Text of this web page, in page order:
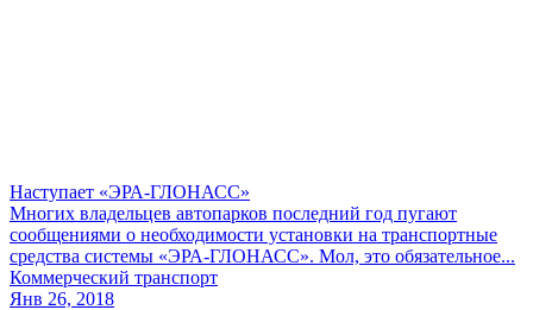
Наступает «ЭРА-ГЛОНАСС»
Многих владельцев автопарков последний год пугают
сообщениями о необходимости установки на транспортные
средства системы «ЭРА-ГЛОНАСС». Мол, это обязательное...
Коммерческий транспорт
Янв 26, 2018